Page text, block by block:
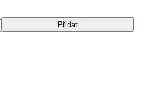
Přidat